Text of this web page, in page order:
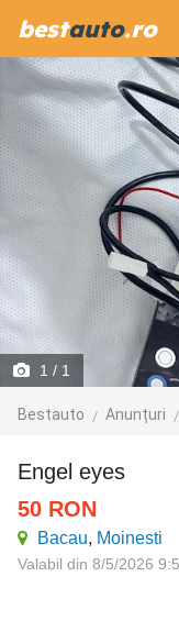
bestauto.ro
1 / 1
Bestauto Anunțuri
engel eyes
50 RON
Bacau, Moinesti
Valabil din 8/5/2026